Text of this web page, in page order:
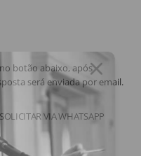
botão abaixo, após
será enviada por email.
SOLICITAR VIA WHATSAPP